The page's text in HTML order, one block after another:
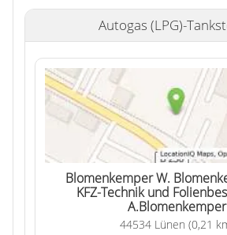
Autogas (LPG)-
Blomenkemper W.
KFZ-Technik und
A.Blomenkemper
44534 Lünen (0,21